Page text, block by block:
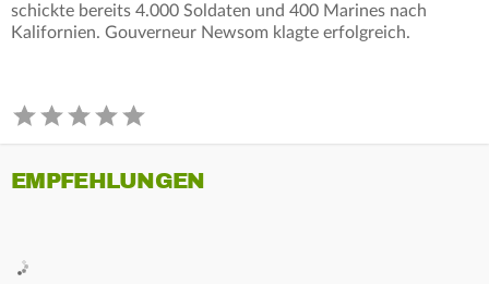
schickte bereits 4.000 Soldaten und 400 Marines nach
Kalifornien. Gouverneur Newsom klagte erfolgreich.
EMPFEHLUNGEN